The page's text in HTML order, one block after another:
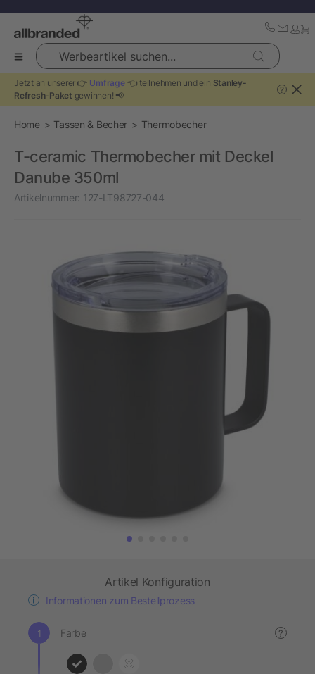
Werbeartikel suchen...
Jetzt an unserer 👉 Umfrage👈 teilnehmen und ein Stanley-
Refresh-Paket gewinnen! 📢
?
Home Tassen & Becher Thermobecher
T-ceramic Thermobecher mit Deckel
Danube 350ml
Artikelnummer: 127-LT98727-044
Artikel Konfiguration
Informationen zum Bestellprozess
Farbe ?